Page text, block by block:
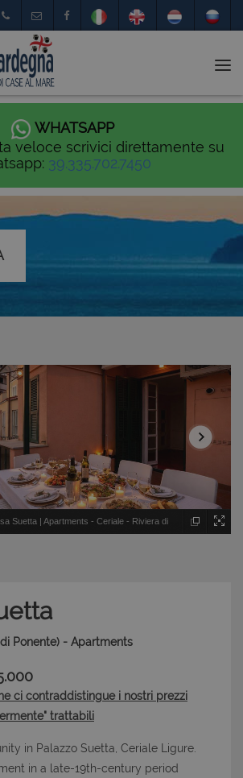
WHATSAPP
veloce scrivici direttamente su
39.335.702.7450
Suetta | Apartments - Ceriale - Riviera di
Ponente) - Apartments
ci contraddistingue i nostri prezzi
trattabili
in Palazzo Suetta, Ceriale Ligure.
in a late-19th-century period